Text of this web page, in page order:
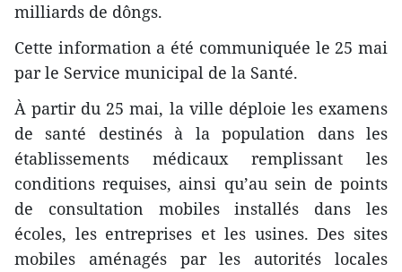
milliards de dôngs.
Cette information a été communiquée le 25 mai
par le Service municipal de la Santé.
À partir du 25 mai, la ville déploie les examens
de santé destinés à la population dans les
établissements médicaux remplissant les
conditions requises, ainsi qu’au sein de points
de consultation mobiles installés dans les
écoles, les entreprises et les usines. Des sites
mobiles aménagés par les autorités locales